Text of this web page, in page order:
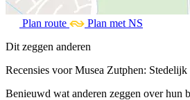
Plan route
Plan met NS
Dit zeggen anderen
Recensies voor Musea Zutphen:
Benieuwd wat anderen zeggen over hun